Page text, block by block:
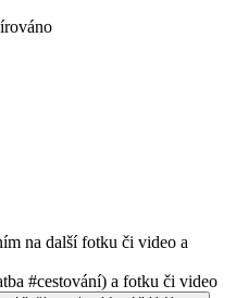
na další fotku či video a
#cestování) a fotku či video